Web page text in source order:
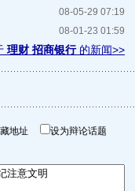
08-05-29 07:19
08-01-23 01:59
理财 招商银行的新闻>>
地址 设为辩论话题